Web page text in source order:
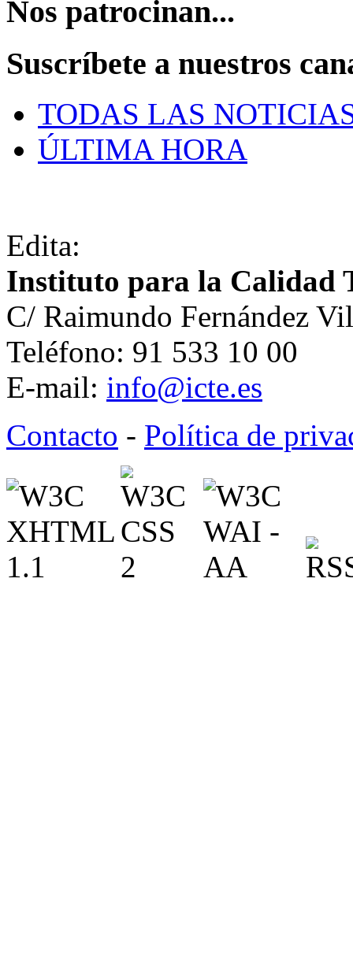
Nos patrocinan...
Suscríbete a nuestros
TODAS LAS
ÚLTIMA HORA
Edita:
Instituto para la Calidad
C/ Raimundo Fernández
Teléfono: 91 533 10 00
E-mail: info@icte.es
Contacto - Política de